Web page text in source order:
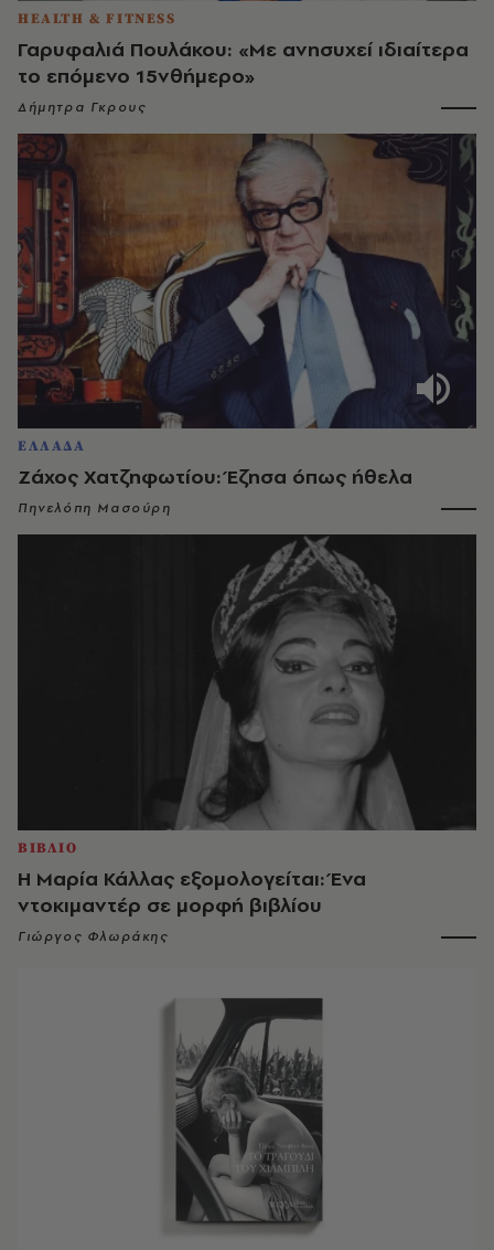
HEALTH & FITNESS
Γαρυφαλιά Πουλάκου: «Με ανησυχεί ιδιαίτερα
το επόμενο 15νθήμερο»
Δήμητρα Γκρους
ΕΛΛΑΔΑ
Ζάχος Χατζηφωτίου: Έζησα όπως ήθελα
Πηνελόπη Μασούρη
ΒΙΒΛΙΟ
Η Μαρία Κάλλας εξομολογείται: Ένα
ντοκιμαντέρ σε μορφή βιβλίου
Γιώργος Φλωράκης